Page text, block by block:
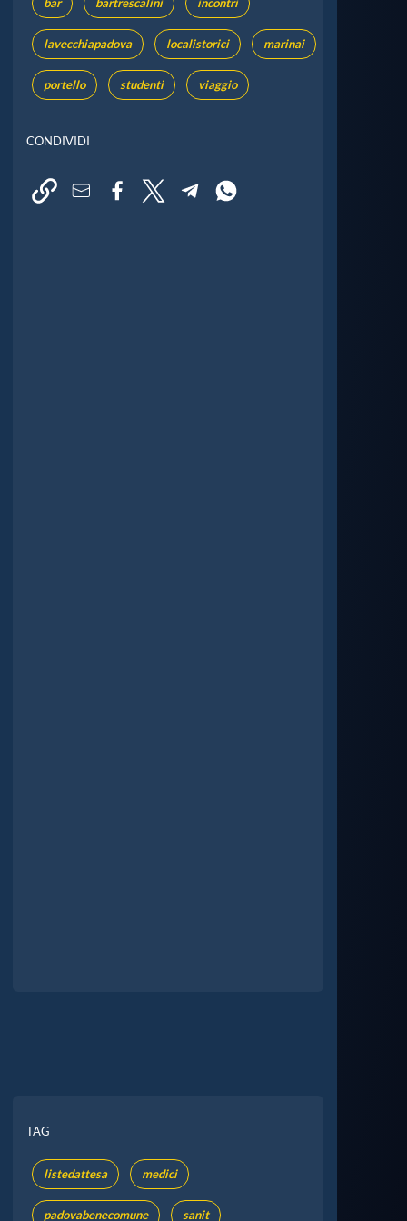
lavecchiapadova localistorici marinai
portello studenti viaggio
CONDIVIDI
TAG
listedattesa medici
padovabenecomune sanit